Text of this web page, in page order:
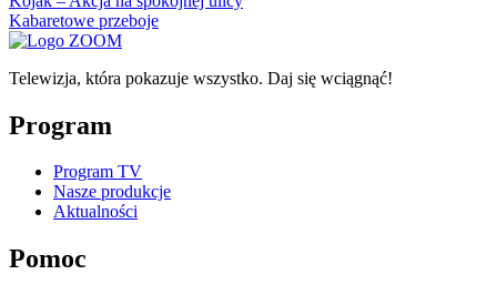
Kabaretowe przeboje
Telewizja, która pokazuje wszystko. Daj się wciągnąć!
Program
Program TV
Nasze produkcje
Aktualności
Pomoc